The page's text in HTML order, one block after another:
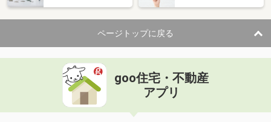
ページトップに戻る
goo住宅・不動産
アプリ